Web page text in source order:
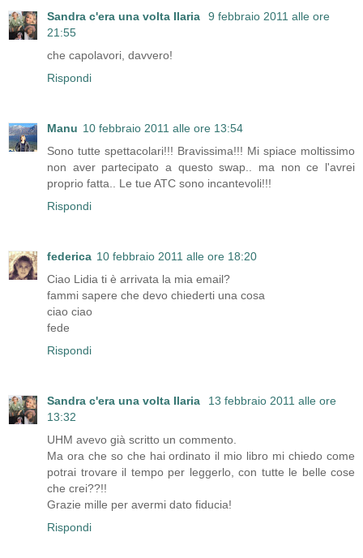
Sandra c'era una volta Ilaria
9 febbraio 2011 alle ore
21:55
che capolavori, davvero!
Rispondi
Manu 10 febbraio 2011 alle ore 13:54
Sono tutte spettacolari!!! Bravissima!!! Mi spiace moltissimo
non aver partecipato a questo swap.. ma non ce l'avrei
proprio fatta.. Le tue ATC sono incantevoli!!!
Rispondi
federica 10 febbraio 2011 alle ore 18:20
Ciao Lidia ti è arrivata la mia email?
fammi sapere che devo chiederti una cosa
ciao ciao
fede
Rispondi
Sandra c'era una volta Ilaria
13 febbraio 2011 alle ore
13:32
UHM avevo già scritto un commento.
Ma ora che so che hai ordinato il mio libro mi chiedo come
potrai trovare il tempo per leggerlo, con tutte le belle cose
che crei??!!
Grazie mille per avermi dato fiducia!
Rispondi